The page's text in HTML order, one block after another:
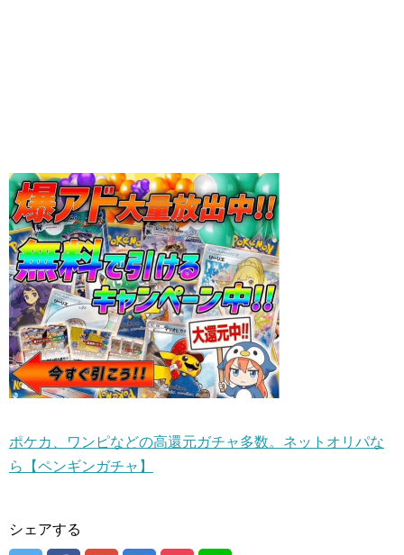
ポケカ、ワンピなどの高還元ガチャ多数。ネットオリパな
ら【ペンギンガチャ】
シェアする